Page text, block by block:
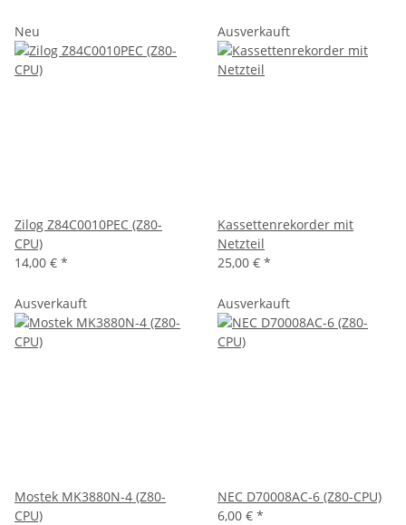
Neu
Zilog Z84C0010PEC (Z80-
CPU)
14,00 € *
Ausverkauft
Kassettenrekorder mit
Netzteil
25,00 € *
Ausverkauft
Mostek MK3880N-4 (Z80-
CPU)
Ausverkauft
NEC D70008AC-6 (Z80-CPU)
6,00 € *